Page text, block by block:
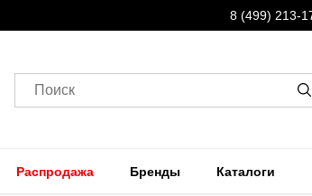
8 (499) 213-
Поиск
Распродажа Бренды Каталоги